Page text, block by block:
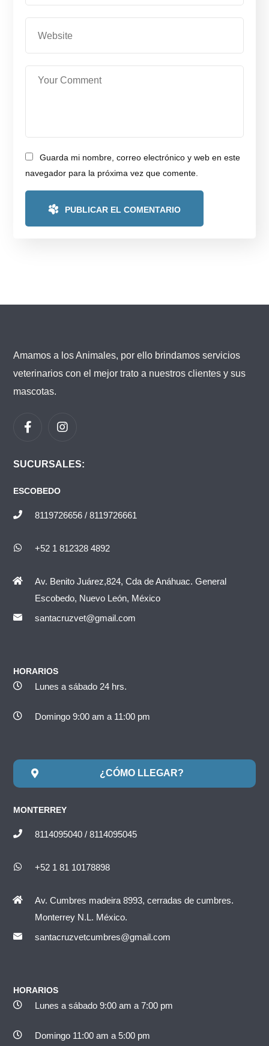
Guarda mi nombre, correo electrónico y web en este
navegador para la próxima vez que comente.
PUBLICAR EL COMENTARIO
Amamos a los Animales, por ello brindamos servicios
veterinarios con el mejor trato a nuestros clientes y sus
mascotas.
SUCURSALES:
ESCOBEDO
8119726656 / 8119726661
+52 1 812328 4892
Av. Benito Juárez,824, Cda de Anáhuac. General
Escobedo, Nuevo León, México
santacruzvet@gmail.com
HORARIOS
Lunes a sábado 24 hrs.
Domingo 9:00 am a 11:00 pm
¿CÓMO LLEGAR?
MONTERREY
8114095040 / 8114095045
+52 1 81 10178898
Av. Cumbres madeira 8993, cerradas de cumbres.
Monterrey N.L. México.
santacruzvetcumbres@gmail.com
HORARIOS
Lunes a sábado 9:00 am a 7:00 pm
Domingo 11:00 am a 5:00 pm